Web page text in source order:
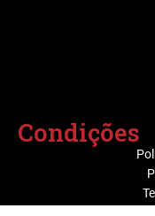
Condições